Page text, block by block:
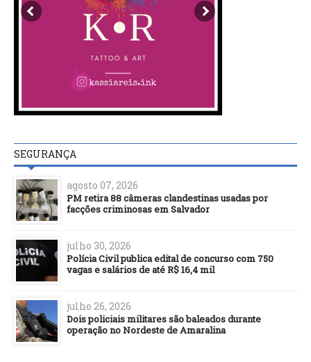
SEGURANÇA
agosto 07, 2026
PM retira 88 câmeras clandestinas usadas por
facções criminosas em Salvador
julho 30, 2026
Polícia Civil publica edital de concurso com 750
vagas e salários de até R$ 16,4 mil
julho 26, 2026
Dois policiais militares são baleados durante
operação no Nordeste de Amaralina